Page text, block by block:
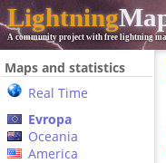
Lightning
A community project with free lightning
Maps and statistics
Real Time
Evropa
Oceania
America